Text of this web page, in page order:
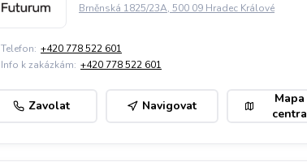
Brněnská 1825/23A, 500 09 Hradec Králové
Telefon: +420 778 522 601
Info k zakázkám: +420 778 522 601
Zavolat Navigovat
Mapa
centra